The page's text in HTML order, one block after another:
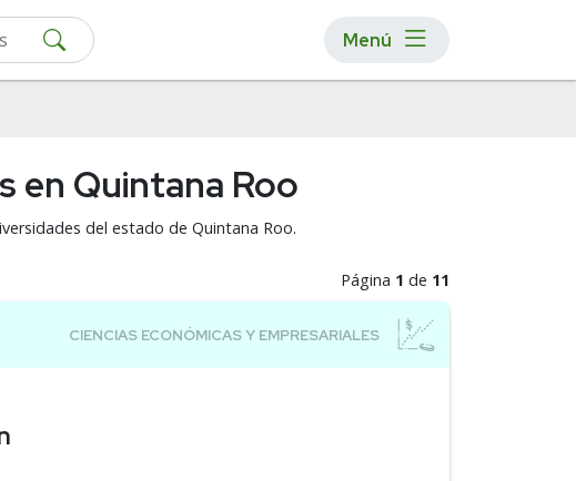
Menú
en Quintana Roo
del estado de Quintana Roo.
Página 1 de 11